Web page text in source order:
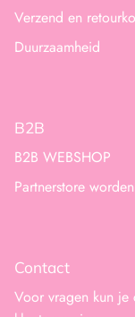
Verzend en
Duurzaamheid
B2B
B2B WEBSHOP
Partnerstore
Contact
Voor vragen kun je